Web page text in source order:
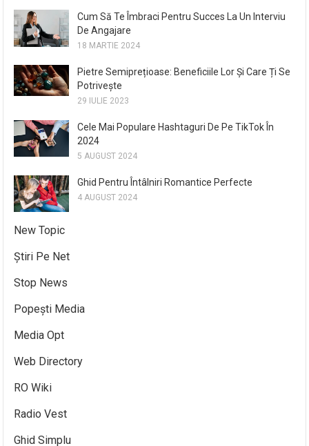
Cum Să Te Îmbraci Pentru Succes La Un Interviu
De Angajare
18 MARTIE 2024
Pietre Semiprețioase: Beneficiile Lor Și Care Ți Se
Potrivește
29 IULIE 2023
Cele Mai Populare Hashtaguri De Pe TikTok În
2024
5 AUGUST 2024
Ghid Pentru Întâlniri Romantice Perfecte
4 AUGUST 2024
New Topic
Știri Pe Net
Stop News
Popești Media
Media Opt
Web Directory
RO Wiki
Radio Vest
Ghid Simplu